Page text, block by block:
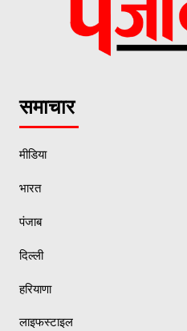
समाचार
मीडिया
भारत
पंजाब
दिल्ली
हरियाणा
लाइफस्टाइल